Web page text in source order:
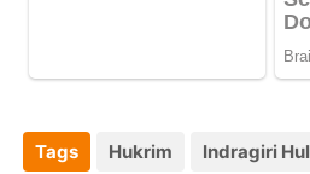
Tags Hukrim Indragiri